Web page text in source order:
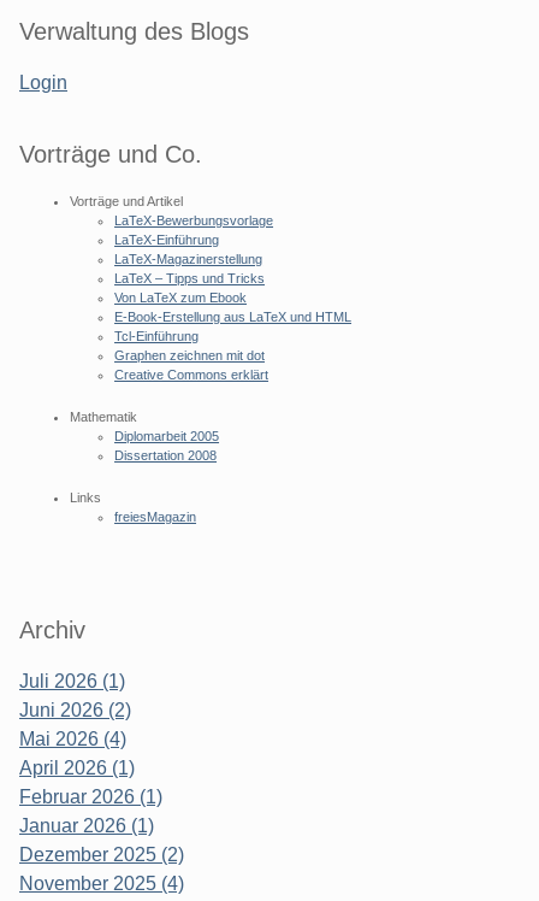
Seitenleiste
Verwaltung des Blogs
Login
Vorträge und Co.
Vorträge und Artikel
LaTeX-Bewerbungsvorlage
LaTeX-Einführung
LaTeX-Magazinerstellung
LaTeX – Tipps und Tricks
Von LaTeX zum Ebook
E-Book-Erstellung aus LaTeX und HTML
Tcl-Einführung
Graphen zeichnen mit dot
Creative Commons erklärt
Mathematik
Diplomarbeit 2005
Dissertation 2008
Links
freiesMagazin
Archiv
Juli 2026 (1)
Juni 2026 (2)
Mai 2026 (4)
April 2026 (1)
Februar 2026 (1)
Januar 2026 (1)
Dezember 2025 (2)
November 2025 (4)